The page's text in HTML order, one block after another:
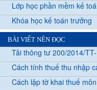
Lớp học phần mềm kế
Khóa học kế toán trưởng
BÀI VIẾT NÊN ĐỌC
Tải thông tư 200/2014/
Cách tính thuế thu nhập
Cách lập tờ khai thuế